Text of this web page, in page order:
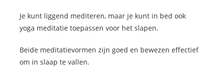
Je kunt liggend mediteren, maar je kunt in bed ook
yoga meditatie toepassen voor het slapen.
Beide meditatievormen zijn goed en bewezen effectief
om in slaap te vallen.